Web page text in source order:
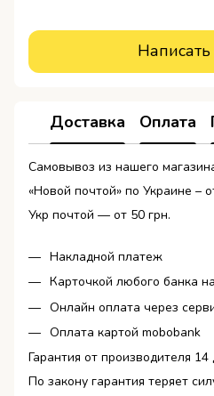
Доставка Оплата
Самовывоз из нашего
«Новой почтой» по Украине –
Укр почтой — от 50 грн.
Накладной платеж
Карточкой любого банка
Онлайн оплата через
Оплата картой mobobank
Гарантия от производителя 14
По закону гарантия теряет